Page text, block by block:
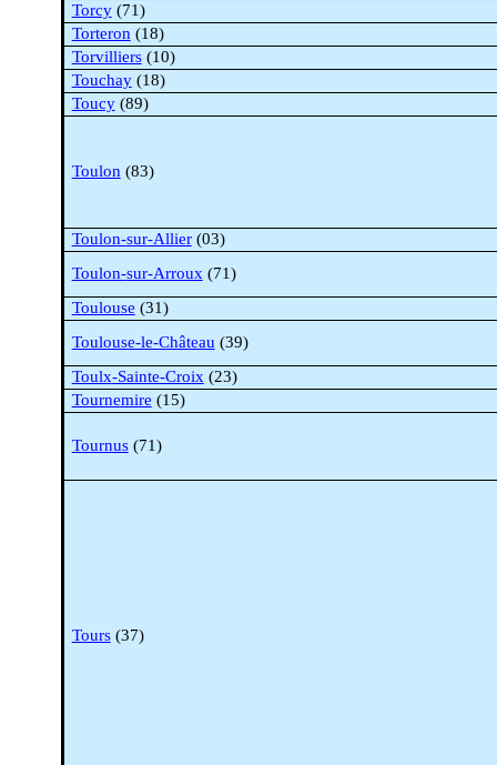
Torcy(71)
Torteron (18)
Torvilliers(10)
Touchay(18)
Toucy(89)
Toulon (83)
Toulon-sur-Allier(03)
Toulon-sur-Arroux (71)
Toulouse (31)
Toulouse-le-Château (39)
Toulx-Sainte-Croix (23)
Tournemire (15)
Tournus(71)
Tours(37)